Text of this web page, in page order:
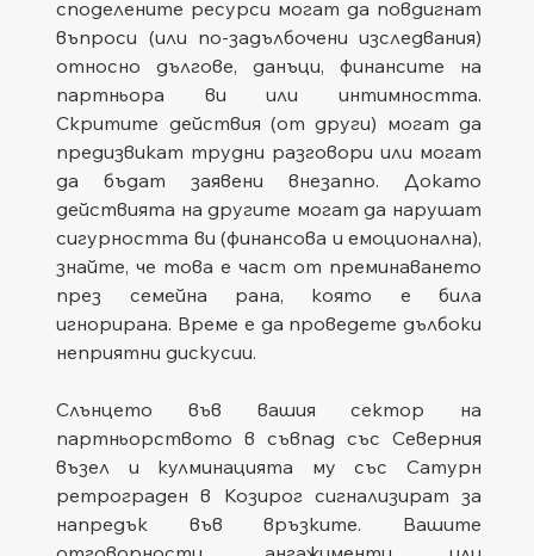
споделените ресурси могат да повдигнат
въпроси (или по-задълбочени изследвания)
относно дългове, данъци, финансите на
партньора ви или интимността.
Скритите действия (от други) могат да
предизвикат трудни разговори или могат
да бъдат заявени внезапно. Докато
действията на другите могат да нарушат
сигурността ви (финансова и емоционална),
знайте, че това е част от преминаването
през семейна рана, която е била
игнорирана. Време е да проведете дълбоки
неприятни дискусии.
Слънцето във вашия сектор на
партньорството в съвпад със Северния
възел и кулминацията му със Сатурн
ретрограден в Козирог сигнализират за
напредък във връзките. Вашите